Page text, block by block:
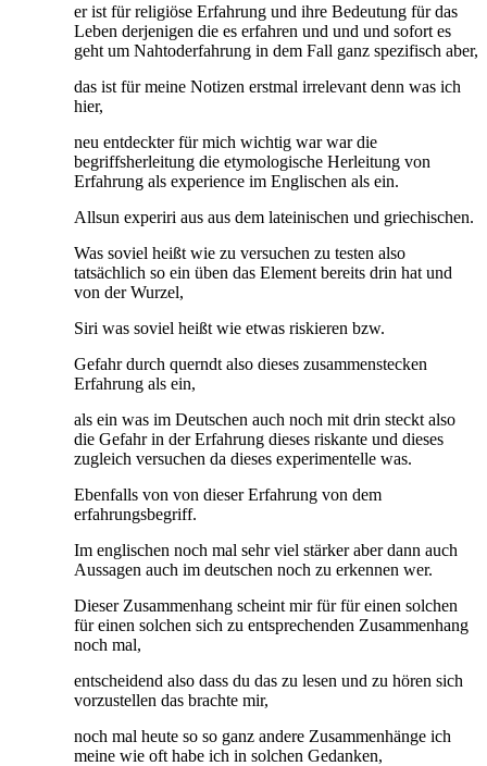
er ist für religiöse Erfahrung und ihre Bedeutung für das
Leben derjenigen die es erfahren und und und sofort es
geht um Nahtoderfahrung in dem Fall ganz spezifisch aber,
das ist für meine Notizen erstmal irrelevant denn was ich
hier,
neu entdeckter für mich wichtig war war die
begriffsherleitung die etymologische Herleitung von
Erfahrung als experience im Englischen als ein.
Allsun experiri aus aus dem lateinischen und griechischen.
Was soviel heißt wie zu versuchen zu testen also
tatsächlich so ein üben das Element bereits drin hat und
von der Wurzel,
Siri was soviel heißt wie etwas riskieren bzw.
Gefahr durch querndt also dieses zusammenstecken
Erfahrung als ein,
als ein was im Deutschen auch noch mit drin steckt also
die Gefahr in der Erfahrung dieses riskante und dieses
zugleich versuchen da dieses experimentelle was.
Ebenfalls von von dieser Erfahrung von dem
erfahrungsbegriff.
Im englischen noch mal sehr viel stärker aber dann auch
Aussagen auch im deutschen noch zu erkennen wer.
Dieser Zusammenhang scheint mir für für einen solchen
für einen solchen sich zu entsprechenden Zusammenhang
noch mal,
entscheidend also dass du das zu lesen und zu hören sich
vorzustellen das brachte mir,
noch mal heute so so ganz andere Zusammenhänge ich
meine wie oft habe ich in solchen Gedanken,